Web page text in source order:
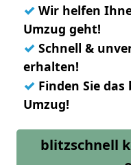
✓ Wir helfen
Umzug geht!
✓ Schnell &
erhalten!
✓ Finden Sie
Umzug!
blitzschnell